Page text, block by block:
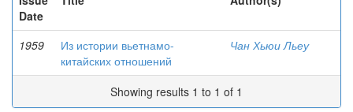
Date
1959
Из истории вьетнамо-
китайских отношений
Чан Хьюи Льеу
Showing results 1 to 1 of 1